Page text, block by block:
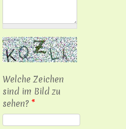
Welche Zeichen
sind im Bild zu
sehen? *